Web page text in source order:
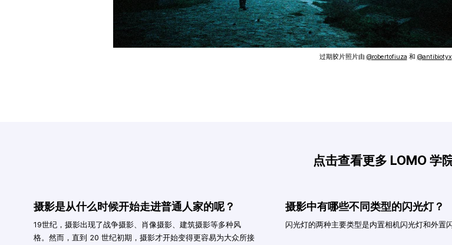
过期胶片照片由 @robertofiuza 和 @antibiotyx
点击查看更多 LOMO 学
摄影是从什么时候开始走进普通人家的呢？
19世纪，摄影出现了战争摄影、肖像摄影、建筑摄影等多种风
格。然而，直到 20 世纪初期，摄影才开始变得更容易为大众所接
摄影中有哪些不同类型的闪光灯？
闪光灯的两种主要类型是内置相机闪光灯和外置闪